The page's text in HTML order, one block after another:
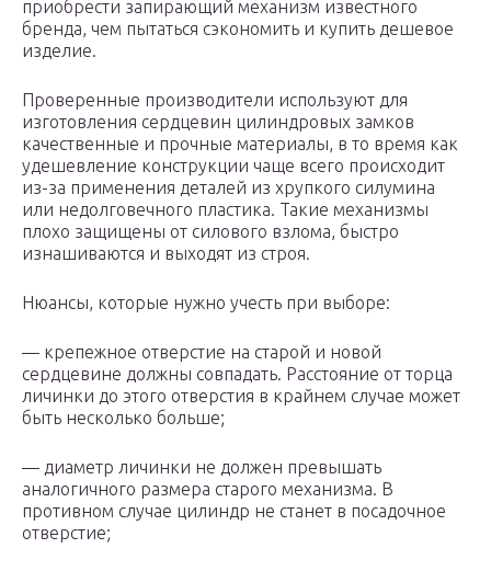
приобрести запирающий механизм известного
бренда, чем пытаться сэкономить и купить дешевое
изделие.
Проверенные производители используют для
изготовления сердцевин цилиндровых замков
качественные и прочные материалы, в то время как
удешевление конструкции чаще всего происходит
из-за применения деталей из хрупкого силумина
или недолговечного пластика. Такие механизмы
плохо защищены от силового взлома, быстро
изнашиваются и выходят из строя.
Нюансы, которые нужно учесть при выборе:
— крепежное отверстие на старой и новой
сердцевине должны совпадать. Расстояние от торца
личинки до этого отверстия в крайнем случае может
быть несколько больше;
— диаметр личинки не должен превышать
аналогичного размера старого механизма. В
противном случае цилиндр не станет в посадочное
отверстие;